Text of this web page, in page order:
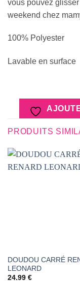
vous pouvez
weekend chez
100% Polyester
Lavable en surface
PRODUITS
DOUDOU CARRÉ
LEONARD
24.99 €